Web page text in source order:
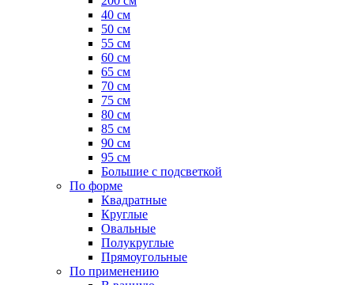
40 см
50 см
55 см
60 см
65 см
70 см
75 см
80 см
85 см
90 см
95 см
Большие с подсветкой
По форме
Квадратные
Круглые
Овальные
Полукруглые
Прямоугольные
По применению